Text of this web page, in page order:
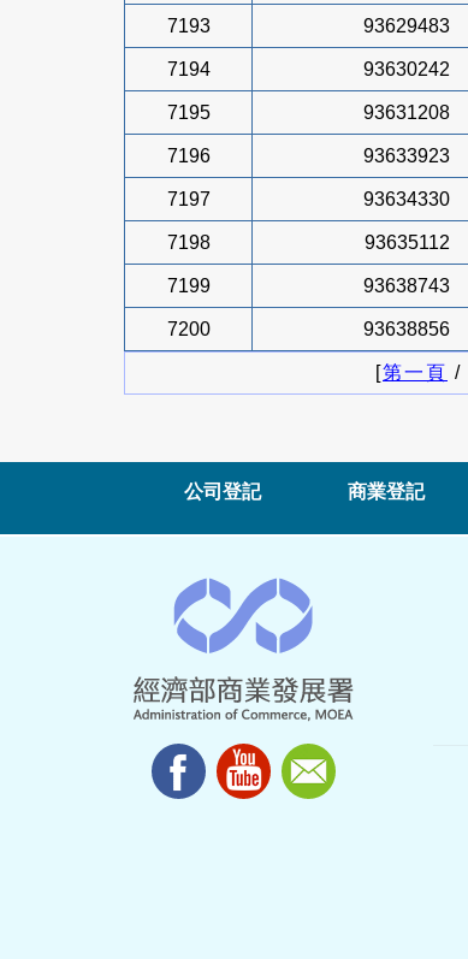
7193 93629483
7194 93630242
7195 93631208
7196 93633923
7197 93634330
7198 93635112
7199 93638743
7200 93638856
[第一頁 /
公司登記 商業登記